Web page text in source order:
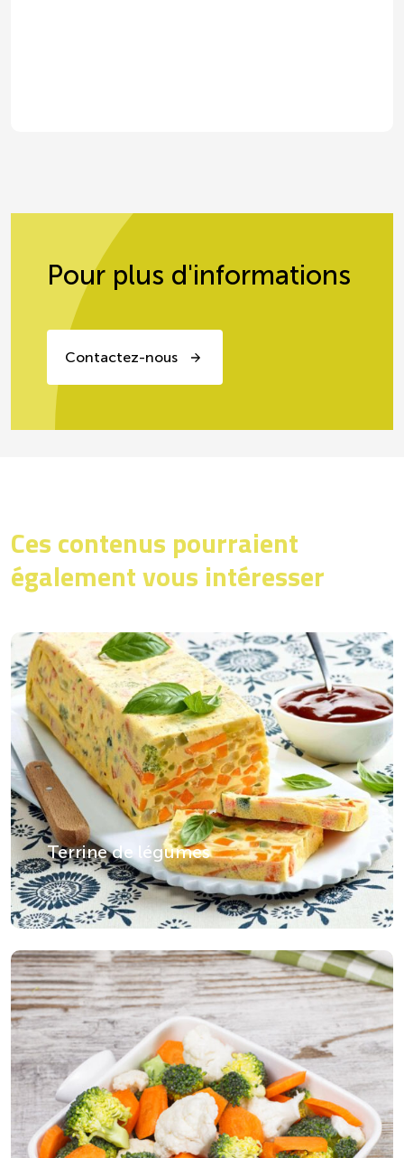
Pour plus d'informations
Contactez-nous
Ces contenus pourraient
également vous intéresser
Terrine de légumes